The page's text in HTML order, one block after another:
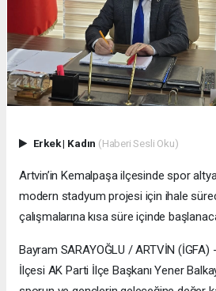
Erkek| Kadın (Haberi Sesli Oku)
Artvin’in Kemalpaşa ilçesinde spor
modern stadyum projesi için ihale
çalışmalarına kısa süre içinde
Bayram SARAYOĞLU / ARTVİN (İGFA)
İlçesi AK Parti İlçe Başkanı Yener